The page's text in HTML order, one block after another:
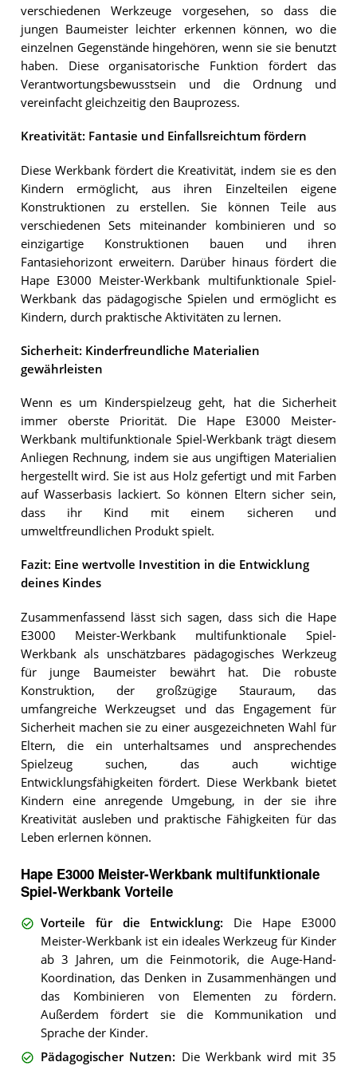
verschiedenen Werkzeuge vorgesehen, so dass die
jungen Baumeister leichter erkennen können, wo die
einzelnen Gegenstände hingehören, wenn sie sie benutzt
haben. Diese organisatorische Funktion fördert das
Verantwortungsbewusstsein und die Ordnung und
vereinfacht gleichzeitig den Bauprozess.
Kreativität: Fantasie und Einfallsreichtum fördern
Diese Werkbank fördert die Kreativität, indem sie es den
Kindern ermöglicht, aus ihren Einzelteilen eigene
Konstruktionen zu erstellen. Sie können Teile aus
verschiedenen Sets miteinander kombinieren und so
einzigartige Konstruktionen bauen und ihren
Fantasiehorizont erweitern. Darüber hinaus fördert die
Hape E3000 Meister-Werkbank multifunktionale Spiel-
Werkbank das pädagogische Spielen und ermöglicht es
Kindern, durch praktische Aktivitäten zu lernen.
Sicherheit: Kinderfreundliche Materialien
gewährleisten
Wenn es um Kinderspielzeug geht, hat die Sicherheit
immer oberste Priorität. Die Hape E3000 Meister-
Werkbank multifunktionale Spiel-Werkbank trägt diesem
Anliegen Rechnung, indem sie aus ungiftigen Materialien
hergestellt wird. Sie ist aus Holz gefertigt und mit Farben
auf Wasserbasis lackiert. So können Eltern sicher sein,
dass ihr Kind mit einem sicheren und
umweltfreundlichen Produkt spielt.
Fazit: Eine wertvolle Investition in die Entwicklung
deines Kindes
Zusammenfassend lässt sich sagen, dass sich die Hape
E3000 Meister-Werkbank multifunktionale Spiel-
Werkbank als unschätzbares pädagogisches Werkzeug
für junge Baumeister bewährt hat. Die robuste
Konstruktion, der großzügige Stauraum, das
umfangreiche Werkzeugset und das Engagement für
Sicherheit machen sie zu einer ausgezeichneten Wahl für
Eltern, die ein unterhaltsames und ansprechendes
Spielzeug suchen, das auch wichtige
Entwicklungsfähigkeiten fördert. Diese Werkbank bietet
Kindern eine anregende Umgebung, in der sie ihre
Kreativität ausleben und praktische Fähigkeiten für das
Leben erlernen können.
Hape E3000 Meister-Werkbank multifunktionale
Spiel-Werkbank Vorteile
Vorteile für die Entwicklung: Die Hape E3000
Meister-Werkbank ist ein ideales Werkzeug für Kinder
ab 3 Jahren, um die Feinmotorik, die Auge-Hand-
Koordination, das Denken in Zusammenhängen und
das Kombinieren von Elementen zu fördern.
Außerdem fördert sie die Kommunikation und
Sprache der Kinder.
Pädagogischer Nutzen: Die Werkbank wird mit 35